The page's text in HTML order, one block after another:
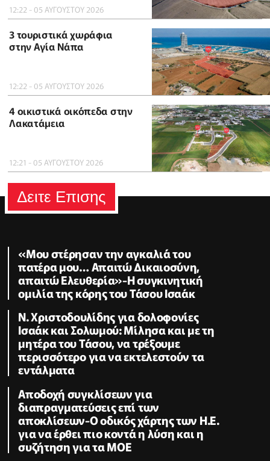
12:22 - 05 ΑΥΓΟΥΣΤΟΥ 2026
3 τουριστικά χωράφια
στην Αγία Νάπα
12:22 - 05 ΑΥΓΟΥΣΤΟΥ 2026
4 οικιστικά οικόπεδα στην
Λακατάμεια
12:21 - 05 ΑΥΓΟΥΣΤΟΥ 2026
Δειτε Επισης
«Μου στέρησαν την αγκαλιά του
πατέρα μου… Απαιτώ Δικαιοσύνη,
απαιτώ Ελευθερία»-Η συγκινητική
ομιλία της κόρης του Τάσου Ισαάκ
Ν. Χριστοδουλίδης για δολοφονίες
Ισαάκ και Σολωμού: Μίλησα και με τη
μητέρα του Τάσου, να τρέξουμε
περισσότερο για να εκτελεστούν τα
εντάλματα
Αποδοχή συγκλίσεων για
διαπραγματεύσεις επί των
αποκλίσεων-Ο οδικός χάρτης των Η.Ε.
για να έρθει πιο κοντά η λύση και η
συζήτηση για τα ΜΟΕ